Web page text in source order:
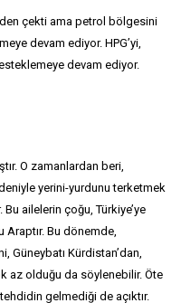
çekti ama petrol bölgesini
devam ediyor. HPG’yi,
devam ediyor.
O zamanlardan beri,
yerini-yurdunu terketmek
ailelerin çoğu, Türkiye’ye
Araptır. Bu dönemde,
Güneybatı Kürdistan’dan,
az olduğu da söylenebilir. Öte
gelmediği de açıktır.